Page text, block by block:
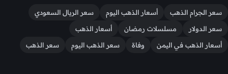
سعر الجرام الذهب أسعار الذهب اليوم
سعر الريال السعودي
سعر الدولار
مسلسلات رمضان
أسعار الذهب
أسعار الذهب في اليمن
وفاة سعر الذهب اليوم سعر الذهب